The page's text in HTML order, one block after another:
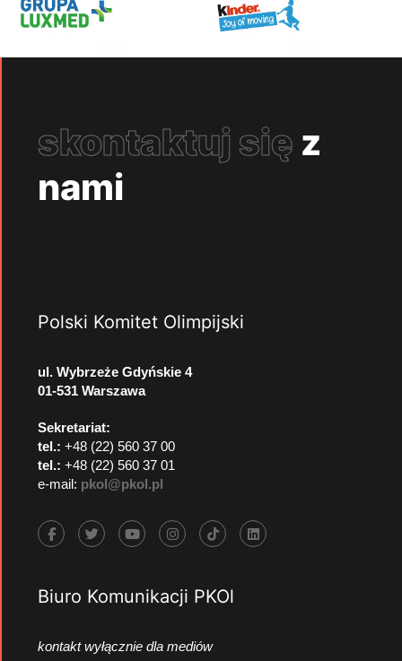
skontaktuj się z
nami
Polski Komitet Olimpijski
ul. Wybrzeże Gdyńskie 4
01-531 Warszawa
Sekretariat:
tel.: +48 (22) 560 37 00
tel.: +48 (22) 560 37 01
e-mail: pkol@pkol.pl
Biuro Komunikacji PKOl
kontakt wyłącznie dla mediów